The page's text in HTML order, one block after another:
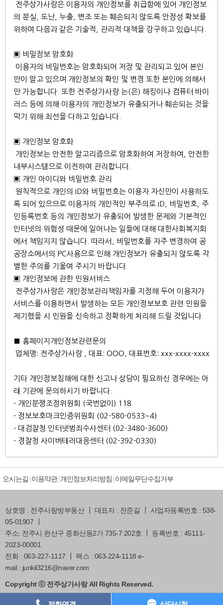
전주상가사랑은 이용자의 개인정보를 취급함에 있어 개인정보
의 분실, 도난, 누출, 변조 또는 훼손되지 않도록 안정성 확보를
위하여 다음과 같은 기술적, 관리적 대책을 강구하고 있습니다.
▣ 비밀정보 암호화
이용자의 비밀번호는 암호화되어 저장 및 관리되고 있어 본인
만이 알고 있으며 개인정보의 확인 및 변경 또한 본인에 의해서
만 가능합니다. 또한 전주상가사랑 는(은) 해킹이나 컴퓨터 바이
러스 등에 의해 이용자의 개인정보가 유출되거나 훼손되는 것을
막기 위해 최선을 다하고 있습니다.
▣ 개인정보 암호화
개인정보는 안전한 알고리즘으로 암호화하여 저장하여, 안전한
내부시스템으로 이전하여 관리합니다.
▣ 개인 아이디와 비밀번호 관리
원칙적으로 개인의 ID와 비밀번호는 이용자 자신만이 사용하도
록 되어 있으므로 이용자의 개인적인 부주의로 ID, 비밀번호, 주
민등록번호 등의 개인정보가 유출되어 발생한 문제와 기본적인
인터넷의 위험성 때문에 일어나는 일들에 대해 대한사회복지회
에서 책임지지 않습니다. 따라서, 비밀번호를 자주 변경하여 공
공장소에서의 PC사용으로 인해 개인정보가 유출되지 않도록 각
별한 주의를 기울여 주시기 바랍니다.
▣ 개인정보에 관한 민원서비스
전주상가사랑은 개인정보관리책임자를 지정해 두어 이용자가
서비스를 이용하면서 발생하는 모든 개인정보보호 관련 민원을
제기했을 시 민원을 신속하고 정확하게 처리해 드릴 것입니다.
■ 홈페이지개인정보관련문의
업체명: 전주상가사랑 , 대표: OOO, 대표번호: xxx-xxxx-xxxx
기타 개인정보침해에 대한 신고나 상담이 필요하신 경우에는 아
래 기관에 문의하시기 바랍니다.
- 개인분쟁조정위원회 (국번없이) 118
- 정보보호마크인증위원회 (02-580-0533~4)
- 대검찰청 인터넷범죄수사센터 (02-3480-3600)
- 경찰청 사이버테러대응센터 (02-392-0330)
오시는길 이용약관 개인정보처리방침 이메일무단수집거부
상호명 : 전주사랑방부동산 ┃ 대표자 : 전준길 ┃ 사업자등록번호 : 538-
05-01907 ┃
주소: 전주시 완산구 중화산동2가 735-7 202호 ┃ 등록번호 : 45111-
2023-00001
전화 : 063-227-1117 ┃ 팩스 : 063-224-1118 e-
mail : junkil3216@naver.com
Copyright ⓒ 전주상가사랑 All Rights Reserved.